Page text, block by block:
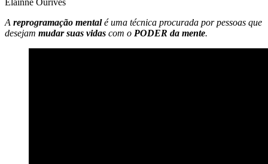
A reprogramação mentalé uma técnica procurada por pessoas que
desejam mudar suas vidas com o PODER da mente.